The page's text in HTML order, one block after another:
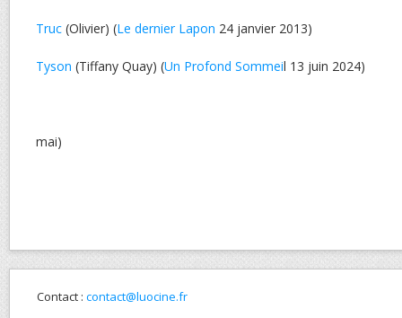
Truc (Olivier) (Le dernier Lapon 24 janvier 2013)
Tyson (Tiffany Quay) (Un Profond Sommeil 13 juin 2024)
mai)
Contact : contact@luocine.fr